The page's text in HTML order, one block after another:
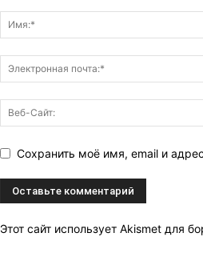
Сохранить моё имя, email и
Этот сайт использует Akismet для